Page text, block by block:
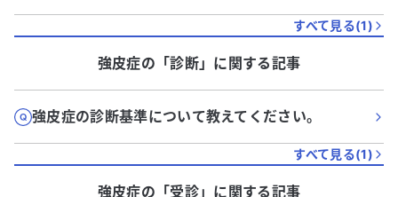
すべて見る(1)
強皮症の「診断」に関する記事
強皮症の診断基準について教えてください。
すべて見る(1)
強皮症の「受診」に関する記事